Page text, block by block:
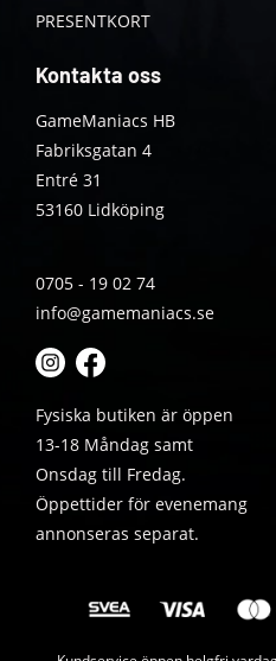
PRESENTKORT
Kontakta oss
GameManiacs HB
Fabriksgatan 4
Entré 31
53160 Lidköping
0705 - 19 02 74
info@gamemaniacs.se
Fysiska butiken är öppen
13-18 Måndag samt
Onsdag till Fredag.
Öppettider för evenemang
annonseras separat.